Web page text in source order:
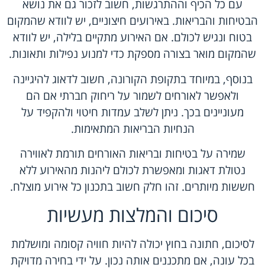
עם כל הכיף וההתרגשות, חשוב לזכור גם את נושא
הבטיחות והבריאות. באירועים חיצוניים, יש לוודא שהמקום
בטוח ונגיש לכולם. אם האירוע מתקיים בלילה, יש לוודא
שהמקום מואר בצורה מספקת כדי למנוע נפילות ותאונות.
בנוסף, במיוחד בתקופת הקורונה, חשוב לדאוג להיגיינה
ולאפשר לאורחים לשמור על ריחוק חברתי אם הם
מעוניינים בכך. ניתן לשלב עמדות חיטוי ולהקפיד על
הנחיות הבריאות המתאימות.
שמירה על בטיחות ובריאות האורחים תורמת לאווירה
נטולת דאגות ומאפשרת לכולם ליהנות מהאירוע ללא
חששות מיותרים. זהו חלק חשוב בתכנון כל אירוע מוצלח.
סיכום והמלצות מעשיות
לסיכום, חתונה בחוץ יכולה להיות חוויה קסומה ומושלמת
בכל עונה, אם מתכננים אותה נכון. על ידי בחירה מדויקת